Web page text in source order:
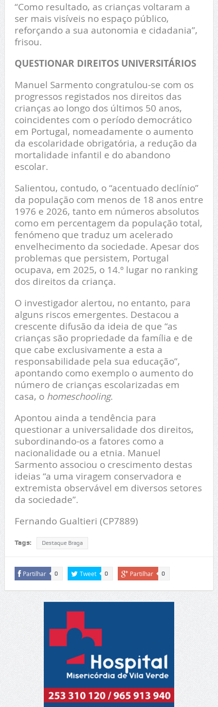
“Como resultado, as crianças voltaram a
ser mais visíveis no espaço público,
reforçando a sua autonomia e cidadania”,
frisou.
QUESTIONAR DIREITOS UNIVERSITÁRIOS
Manuel Sarmento congratulou-se com os
progressos registados nos direitos das
crianças ao longo dos últimos 50 anos,
coincidentes com o período democrático
em Portugal, nomeadamente o aumento
da escolaridade obrigatória, a redução da
mortalidade infantil e do abandono
escolar.
Salientou, contudo, o “acentuado declínio”
da população com menos de 18 anos entre
1976 e 2026, tanto em números absolutos
como em percentagem da população total,
fenómeno que traduz um acelerado
envelhecimento da sociedade. Apesar dos
problemas que persistem, Portugal
ocupava, em 2025, o 14.º lugar no ranking
dos direitos da criança.
O investigador alertou, no entanto, para
alguns riscos emergentes. Destacou a
crescente difusão da ideia de que “as
crianças são propriedade da família e de
que cabe exclusivamente a esta a
responsabilidade pela sua educação”,
apontando como exemplo o aumento do
número de crianças escolarizadas em
casa, o homeschooling.
Apontou ainda a tendência para
questionar a universalidade dos direitos,
subordinando-os a fatores como a
nacionalidade ou a etnia. Manuel
Sarmento associou o crescimento destas
ideias “a uma viragem conservadora e
extremista observável em diversos setores
da sociedade”.
Fernando Gualtieri (CP7889)
Tags: Destaque Braga
Partilhar 0 Tweet 0 Partilhar 0